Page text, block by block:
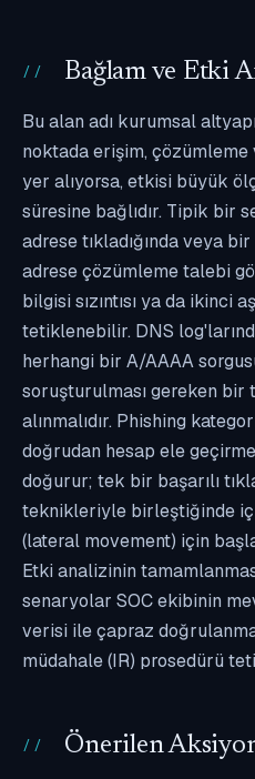
Bağlam ve Etki
Bu alan adı kurumsal
noktada erişim,
yer alıyorsa, etkisi büyük
süresine bağlıdır. Tipik bir
adrese tıkladığında veya
adrese çözümleme talebi
bilgisi sızıntısı ya da ikinci
tetiklenebilir. DNS
herhangi bir A/AAAA
soruşturulması gereken
alınmalıdır. Phishing
doğrudan hesap ele
doğurur; tek bir başarılı
teknikleriyle birleştiğinde
(lateral movement) için
Etki analizinin
senaryolar SOC ekibinin
verisi ile çapraz
müdahale (IR) prosedürü
Önerilen